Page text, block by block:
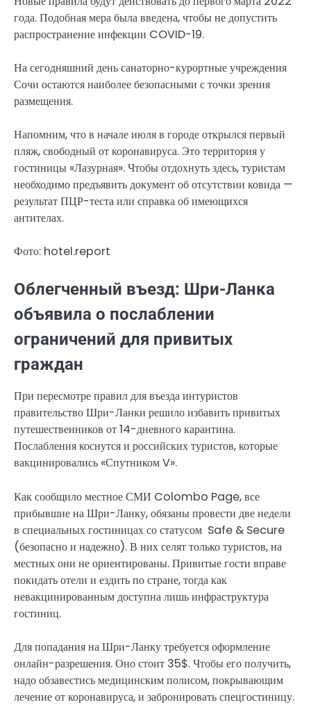
года. Подобная мера была введена, чтобы не допустить
распространение инфекции COVID-19.
На сегодняшний день санаторно-курортные учреждения
Сочи остаются наиболее безопасными с точки зрения
размещения.
Напомним, что в начале июля в городе открылся первый
пляж, свободный от коронавируса. Это территория у
гостиницы «Лазурная». Чтобы отдохнуть здесь, туристам
необходимо предъявить документ об отсутствии ковида —
результат ПЦР-теста или справка об имеющихся
антителах.
Фото: hotel.report
Облегченный въезд: Шри-Ланка
объявила о послаблении
ограничений для привитых
граждан
При пересмотре правил для въезда интуристов
правительство Шри-Ланки решило избавить привитых
путешественников от 14-дневного карантина.
Послабления коснутся и российских туристов, которые
вакцинировались «Спутником V».
Как сообщило местное СМИ Colombo Page, все
прибывшие на Шри-Ланку, обязаны провести две недели
в специальных гостиницах со статусом Safe & Secure
(безопасно и надежно). В них селят только туристов, на
местных они не ориентированы. Привитые гости вправе
покидать отели и ездить по стране, тогда как
невакцинированным доступна лишь инфраструктура
гостиниц.
Для попадания на Шри-Ланку требуется оформление
онлайн-разрешения. Оно стоит 35$. Чтобы его получить,
надо обзавестись медицинским полисом, покрывающим
лечение от коронавируса, и забронировать спецгостиницу.